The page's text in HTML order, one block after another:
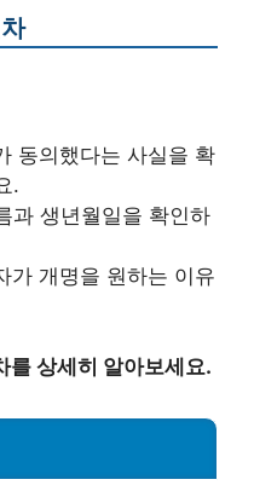
동의했다는 사실을 확
.
과 생년월일을 확인하
가 개명을 원하는 이유
를 상세히 알아보세요.